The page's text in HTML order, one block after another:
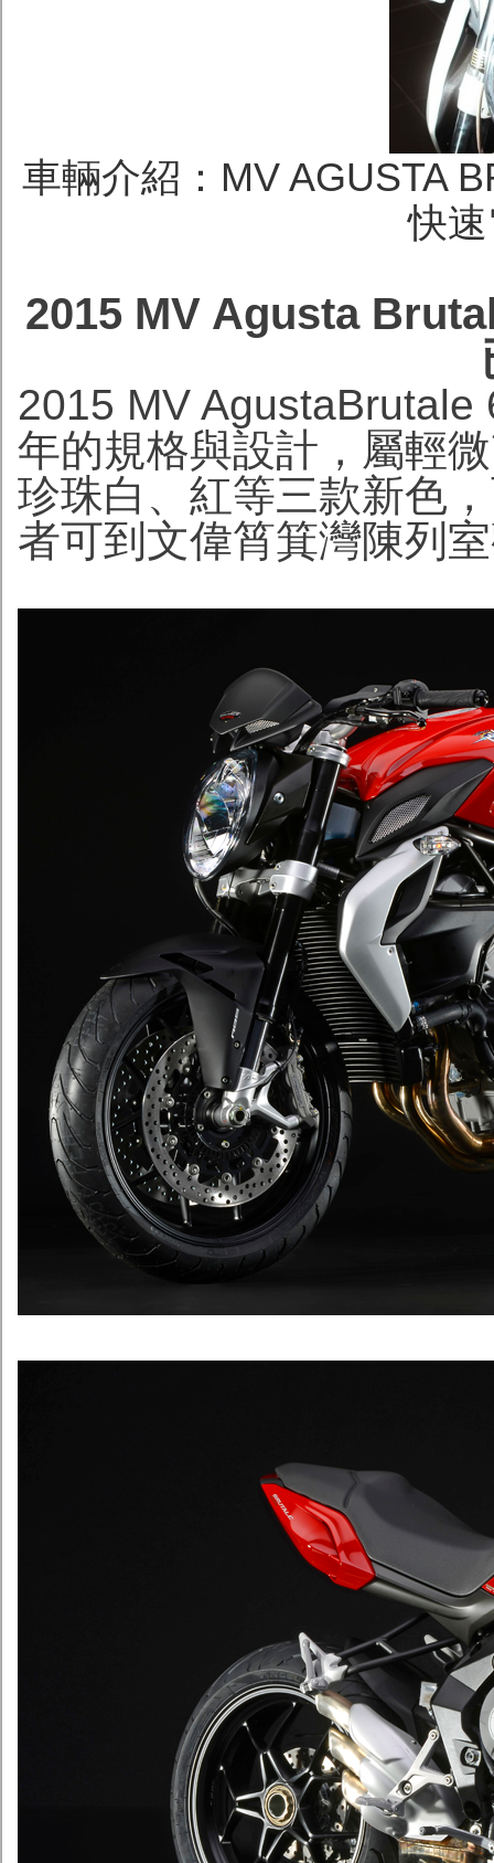
車輛介紹：MV AGUSTA
快
2015 MV Agusta
2015 MV
年的規格與設計，屬輕
珍珠白、紅等三款新色
者可到文偉筲箕灣陳列